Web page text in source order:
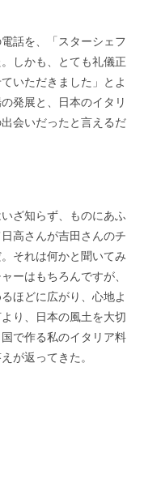
話を、「スターシェフ
しかも、とても礼儀正
いただきました」とよ
発展と、日本のイタリ
会いだったと言えるだ
ざ知らず、ものにあふ
高さんが吉田さんのチ
それは何かと聞いてみ
ーはもちろんですが、
ほどに広がり、心地よ
り、日本の風土を大切
で作る私のイタリア料
が返ってきた。